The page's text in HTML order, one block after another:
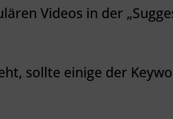
Videos in der
sollte einige der